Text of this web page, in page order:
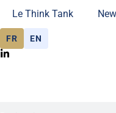
Le Think Tank
FR EN